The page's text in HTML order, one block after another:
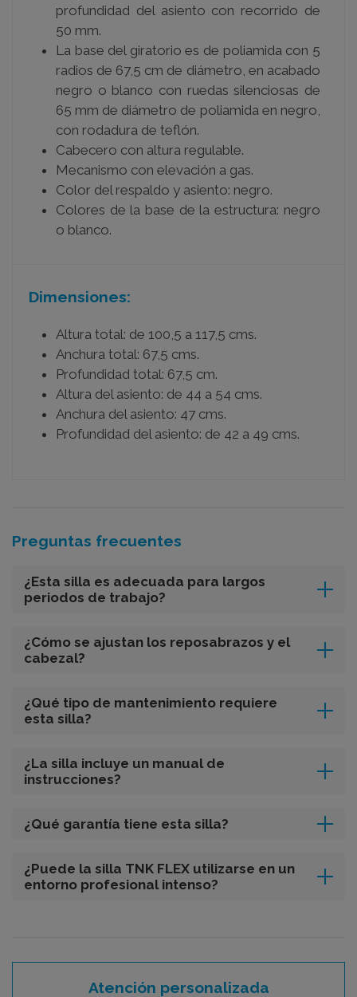
profundidad del asiento con recorrido de
50 mm.
La base del giratorio es de poliamida con 5
radios de 67,5 cm de diámetro, en acabado
negro o blanco con ruedas silenciosas de
65 mm de diámetro de poliamida en negro,
con rodadura de teflón.
Cabecero con altura regulable.
Mecanismo con elevación a gas.
Color del respaldo y asiento: negro.
Colores de la base de la estructura: negro
o blanco.
Dimensiones:
Altura total: de 100,5 a 117,5 cms.
Anchura total: 67,5 cms.
Profundidad total: 67,5 cm.
Altura del asiento: de 44 a 54 cms.
Anchura del asiento: 47 cms.
Profundidad del asiento: de 42 a 49 cms.
Preguntas frecuentes
¿Esta silla es adecuada para largos
periodos de trabajo?
¿Cómo se ajustan los reposabrazos y el
cabezal?
¿Qué tipo de mantenimiento requiere
esta silla?
¿La silla incluye un manual de
instrucciones?
¿Qué garantía tiene esta silla?
¿Puede la silla TNK FLEX utilizarse en un
entorno profesional intenso?
Atención personalizada